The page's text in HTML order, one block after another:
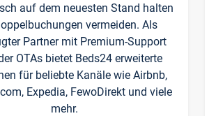
auf dem neuesten Stand halten
vermeiden. Als
Partner mit Premium-Support
OTAs bietet Beds24 erweiterte
für beliebte Kanäle wie Airbnb,
Expedia, FewoDirekt und viele
mehr.